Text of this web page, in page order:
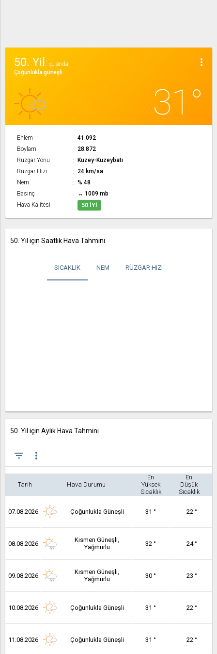
more_vert
50. Yil
şu anda
Çoğunlukla güneşli
31°
Enlem
41.092
Boylam
28.872
Rüzgar Yönü
Kuzey-Kuzeybatı
Rüzgar Hızı
24 km/sa
Nem
% 48
Basınç
↔ 1009 mb
Hava Kalitesi
50 İYI
50. Yil için Saatlik Hava Tahmini
SICAKLIK NEM RÜZGAR HIZI
50. Yil için Aylık Hava Tahmini
filter_list more_vert
Tarih Hava Durumu
En
Yüksek
Sıcaklık
En
Düşük
Sıcaklık
07.08.2026 Çoğunlukla Güneşli 31 ° 22 °
08.08.2026
Kısmen Güneşli,
Yağmurlu
32 ° 24 °
09.08.2026
Kısmen Güneşli,
Yağmurlu
30 ° 23 °
10.08.2026 Çoğunlukla Güneşli 31 ° 22 °
11.08.2026 Çoğunlukla Güneşli 31 ° 22 °